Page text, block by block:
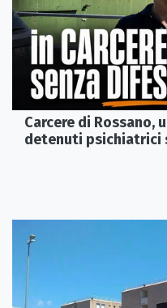
Carcere di Rossano,
detenuti psichiatrici